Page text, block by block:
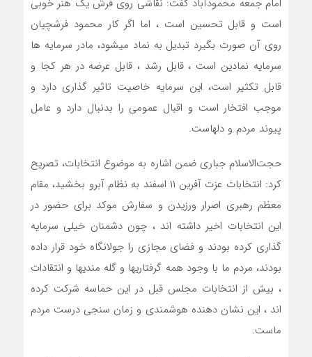
امام جمعه محمودآباد گفت: نقاشی روی فرش یک هنر خوبی
است و قابل تحسین است ، اما اگر کار محمود فرشچیان
روی آن صورت بگیرد تبدیل به نماد میشود، مادر سرمایه ها
سرمایه نمادین است ، قابل رشد ، قابل عرضه در هر کجا و
قابل تکثیر است، این سرمایه خاصیت تاثیر گذاری دارد و
موجب افتخار است و اقبال عمومی را بدنبال دارد و عامل
پیوند مردم و دلهاست.
حجت‌الاسلام جباری ضمن اشاره به موضوع انتخابات، تصریح
کرد: انتخابات عزت آفرین ۱۱ اسفند به نظام آبرو بخشید، مقام
معظم رهبری اصرار ورزیدن و سفارش موکد برای حضور در
این انتخابات اخیر داشته اند ، چون دشمنان خیلی سرمایه
گذاری کرده بودند و فضای مجازی را جولانگاه خود قرار داده
بودند، مردم ما با وجود همه گرفتاریها و گله مندیها و انتقادات
، بیش از انتخابات مجلس قبل در این حماسه شرکت کرده
اند ، این نشان دهنده هوشمندی و زمان سنجی درست مردم
ماست.